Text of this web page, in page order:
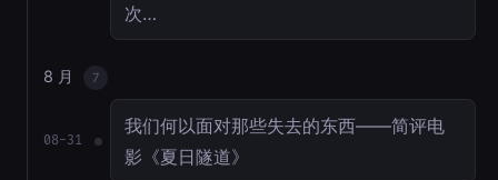
次…
8 月 7
08-31
我们何以面对那些失去的东西——简评电
影《夏日隧道》